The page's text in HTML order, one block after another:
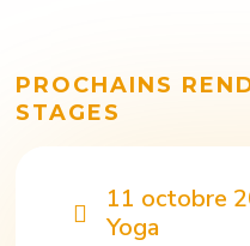
PROCHAINS
STAGES
11 octobre
Yoga